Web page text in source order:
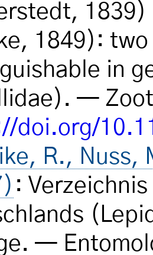
1849):
in
—
doi.org/
R., Nuss,
:
—